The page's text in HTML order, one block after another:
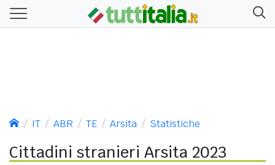
IT ABR TE Arsita Statistiche
Cittadini stranieri Arsita 2023